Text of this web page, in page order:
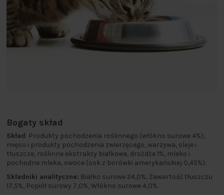
Bogaty skład
Skład: Produkty pochodzenia roślinnego (włókno surowe 4%),
mięso i produkty pochodzenia zwierzęcego, warzywa, oleje i
tłuszcze, roślinne ekstrakty białkowe, drożdże 1%, mleko i
pochodne mleka, owoce (sok z borówki amerykańskiej 0,45%).
Składniki analityczne: Białko surowe 24,0%, Zawartość tłuszczu
17,5%, Popiół surowy 7,0%, Włókno surowe 4,0%.